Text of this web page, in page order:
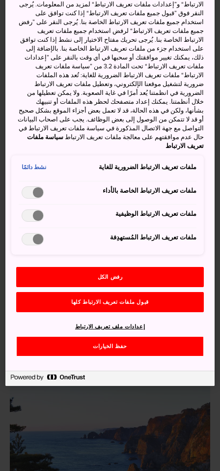
كيفية الوصول
كما يُمكِنُك أن تستقِل القِطار أو الحافِلة للوصول إلى الساحِل
قدومًا من عدة مُدن في مُقاطعة إيواته مثل مُدن موريوكا
وهاناماكي وإيشينوسيكي. كما تمنحُك محطة موريوكا العديد من
خيارات الوصول.
حقائق سريعة
ساحل إيواته هو جزء من متنزه سانريكو فوكو الوطني
الارتباط“ و”إعدادات ملفات تعريف الارتباط“ لمزيد من المعلومات. يُرجى
النقر فوق ”قبول جميع ملفات تعريف الارتباط“ إذا كنت توافق على
استخدام جميع ملفات تعريف الارتباط الخاصة بنا. يُرجى النقر على ”رفض
جميع ملفات تعريف الارتباط“ لرفض استخدام جميع ملفات تعريف
الارتباط الخاصة بنا. يُرجى تحريك مفتاح الاختيار إلى نشط إذا كنت توافق
على استخدام جزء من ملفات تعريف الارتباط الخاصة بنا. بالإضافة إلى
ذلك، يمكنك تغيير موافقتك أو سحبها في أي وقت بالنقر على ”إعدادات
ملفات تعريف الارتباط“ تحت المادة 3.2 من ”سياسة ملفات تعريف
الارتباط“ ملفات تعريف الارتباط الضرورية للغاية: تُعد هذه الملفات
ضرورية لتشغيل موقعنا الإلكتروني، وتعطيل ملفات تعريف الارتباط
الضرورية في انظمتنا يُعد أمرًا في غاية الصعوبة. ولا يمكن تعطيلها من
خلال أنظمتنا. يمكنك إعداد متصفحك لحظر هذه الملفات أو تنبيهك
بشأنها، ولكن في هذه الحالة، قد لا تعمل بعض أجزاء الموقع بشكل صحيح
أو قد لا تتمكن من الوصول إلى بعض الوظائف. يجب على اصحاب البيانات
التواصل مع جهة الاتصال المذكورة في سياسة ملفات تعريف الارتباط في
حال عدم موافقتهم على معالجة ملفات تعريف الارتباطسياسة ملفات
تعريف الارتباط
ملفات تعريف الارتباط الضرورية للغاية نشط دائمًا
ملفات تعريف الارتباط الخاصة بالأداء
ملفات تعريف الارتباط الوظيفية
ملفات تعريف الارتباط المُستهدِفة
رفض الكل
قبول ملفات تعريف الارتباط كلها
حفظ الخيارات
إعدادات ملف تعريف الارتباط